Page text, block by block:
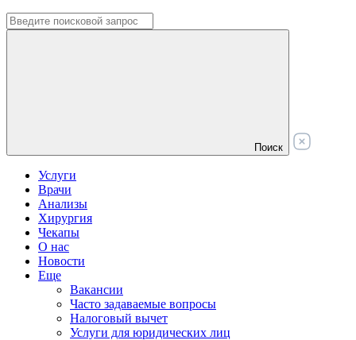
Поиск
Услуги
Врачи
Анализы
Хирургия
Чекапы
О нас
Новости
Еще
Вакансии
Часто задаваемые вопросы
Налоговый вычет
Услуги для юридических лиц